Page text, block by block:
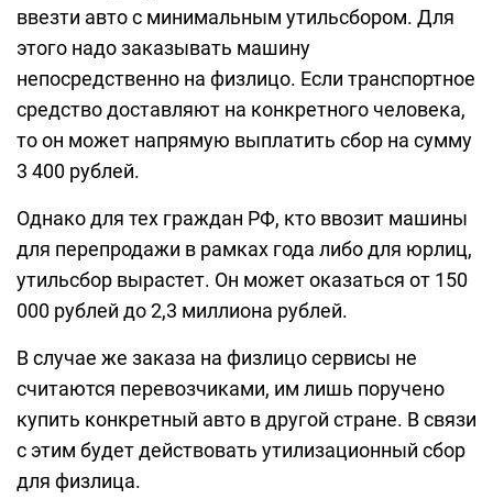
ввезти авто с минимальным утильсбором. Для
этого надо заказывать машину
непосредственно на физлицо. Если транспортное
средство доставляют на конкретного человека,
то он может напрямую выплатить сбор на сумму
3 400 рублей.
Однако для тех граждан РФ, кто ввозит машины
для перепродажи в рамках года либо для юрлиц,
утильсбор вырастет. Он может оказаться от 150
000 рублей до 2,3 миллиона рублей.
В случае же заказа на физлицо сервисы не
считаются перевозчиками, им лишь поручено
купить конкретный авто в другой стране. В связи
с этим будет действовать утилизационный сбор
для физлица.